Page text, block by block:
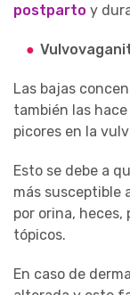
postparto y
Las bajas
también las
picores en la
Esto se debe a
más susceptible
por orina,
tópicos.
En caso de